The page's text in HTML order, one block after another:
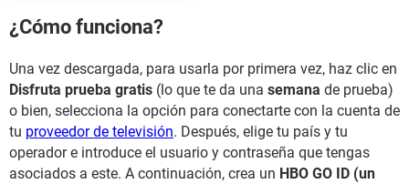
¿Cómo funciona?
Una vez descargada, para usarla por primera vez, haz clic en
Disfruta prueba gratis (lo que te da una semana de prueba)
o bien, selecciona la opción para conectarte con la cuenta de
tu proveedor de televisión. Después, elige tu país y tu
operador e introduce el usuario y contraseña que tengas
asociados a este. A continuación, crea un HBO GO ID (un